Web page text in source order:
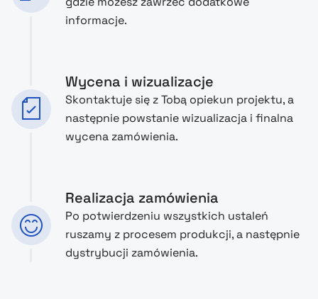
informacje.
Wycena i wizualizacje
Skontaktuje się z Tobą opiekun projektu, a
następnie powstanie wizualizacja i finalna
wycena zamówienia.
Realizacja zamówienia
Po potwierdzeniu wszystkich ustaleń
ruszamy z procesem produkcji, a następnie
dystrybucji zamówienia.